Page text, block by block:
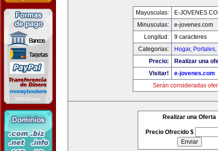
Mayusculas:
E-
Minusculas:
e-jovenes.com
Longitud:
9 caracteres
Categorias:
Hogar, Portales,
Precio:
Realizar una
Visitar!
e-jovenes.com
Serán consideradas
Realizar una Oferta
Precio Ofrecido $